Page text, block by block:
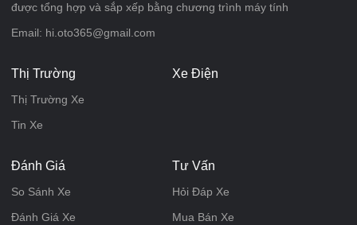
được tổng hợp và sắp xếp bằng chương trình máy tính
Email: hi.oto365@gmail.com
Thị Trường
Thị Trường Xe
Tin Xe
Xe Điện
Đánh Giá
So Sánh Xe
Đánh Giá Xe
Tư Vấn
Hỏi Đáp Xe
Mua Bán Xe